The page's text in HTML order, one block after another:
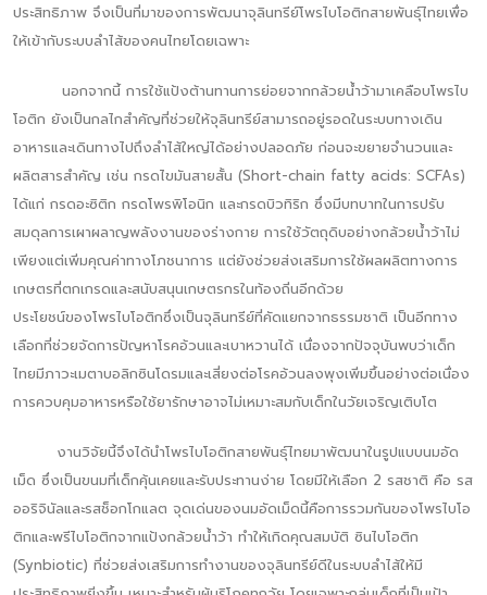
ประสิทธิภาพ จึงเป็นที่มาของการพัฒนาจุลินทรีย์โพรไบโอติกสายพันธุ์ไทยเพื่อ
ให้เข้ากับระบบลำไส้ของคนไทยโดยเฉพาะ
นอกจากนี้ การใช้แป้งต้านทานการย่อยจากกล้วยน้ำว้ามาเคลือบโพรไบ
โอติก ยังเป็นกลไกสำคัญที่ช่วยให้จุลินทรีย์สามารถอยู่รอดในระบบทางเดิน
อาหารและเดินทางไปถึงลำไส้ใหญ่ได้อย่างปลอดภัย ก่อนจะขยายจำนวนและ
ผลิตสารสำคัญ เช่น กรดไขมันสายสั้น (Short-chain fatty acids: SCFAs)
ได้แก่ กรดอะซิติก กรดโพรพิโอนิก และกรดบิวทิริก ซึ่งมีบทบาทในการปรับ
สมดุลการเผาผลาญพลังงานของร่างกาย การใช้วัตถุดิบอย่างกล้วยน้ำว้าไม่
เพียงแต่เพิ่มคุณค่าทางโภชนาการ แต่ยังช่วยส่งเสริมการใช้ผลผลิตทางการ
เกษตรที่ตกเกรดและสนับสนุนเกษตรกรในท้องถิ่นอีกด้วย
ประโยชน์ของโพรไบโอติกซึ่งเป็นจุลินทรีย์ที่คัดแยกจากธรรมชาติ เป็นอีกทาง
เลือกที่ช่วยจัดการปัญหาโรคอ้วนและเบาหวานได้ เนื่องจากปัจจุบันพบว่าเด็ก
ไทยมีภาวะเมตาบอลิกซินโดรมและเสี่ยงต่อโรคอ้วนลงพุงเพิ่มขึ้นอย่างต่อเนื่อง
การควบคุมอาหารหรือใช้ยารักษาอาจไม่เหมาะสมกับเด็กในวัยเจริญเติบโต
งานวิจัยนี้จึงได้นำโพรไบโอติกสายพันธุ์ไทยมาพัฒนาในรูปแบบนมอัด
เม็ด ซึ่งเป็นขนมที่เด็กคุ้นเคยและรับประทานง่าย โดยมีให้เลือก 2 รสชาติ คือ รส
ออริจินัลและรสช็อกโกแลต จุดเด่นของนมอัดเม็ดนี้คือการรวมกันของโพรไบโอ
ติกและพรีไบโอติกจากแป้งกล้วยน้ำว้า ทำให้เกิดคุณสมบัติ ซินไบโอติก
(Synbiotic) ที่ช่วยส่งเสริมการทำงานของจุลินทรีย์ดีในระบบลำไส้ให้มี